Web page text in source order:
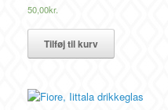
50,00kr.
Tilføj til kurv